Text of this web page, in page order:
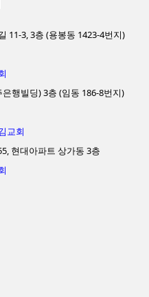
11-3, 3층 (용봉동 1423-4번지)
행빌딩) 3층 (임동 186-8번지)
교회
현대아파트 상가동 3층